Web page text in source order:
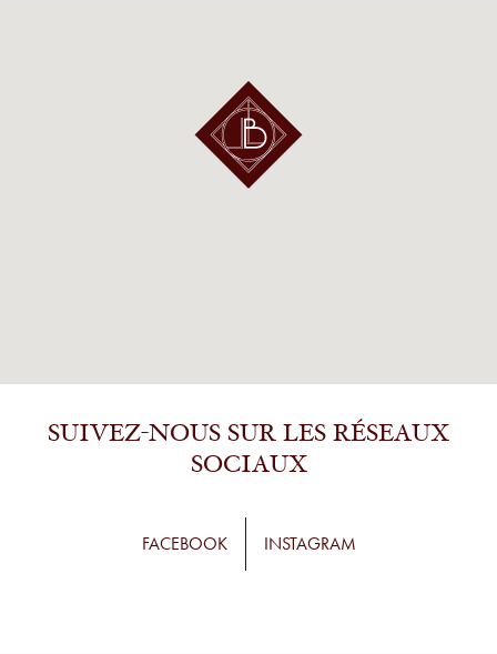
SUIVEZ-NOUS SUR LES RÉSEAUX
SOCIAUX
FACEBOOK INSTAGRAM